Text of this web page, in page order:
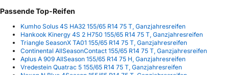
Passende Top-Reifen
Kumho Solus 4S HA32 155/65 R14 75 T, Ganzjahresreifen
Hankook Kinergy 4S 2 H750 155/65 R14 75 T, Ganzjahresreifen
Triangle SeasonX TA01 155/65 R14 75 T, Ganzjahresreifen
Continental AllSeasonContact 155/65 R14 75 T, Ganzjahresreifen
Aplus A 909 AllSeason 155/65 R14 75 H, Ganzjahresreifen
Vredestein Quatrac 5 155/65 R14 75 T, Ganzjahresreifen